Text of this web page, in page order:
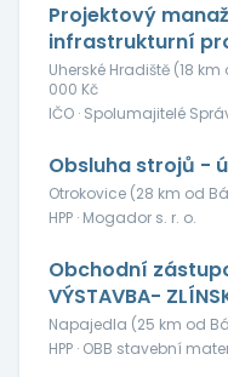
Projektový
infrastrukturní
Uherské Hradiště (18
000 Kč
IČO · Spolumajitelé
Obsluha strojů -
Otrokovice (28 km od
HPP · Mogador s. r. o.
Obchodní
VÝSTAVBA-
Napajedla (25 km od
HPP · OBB stavební